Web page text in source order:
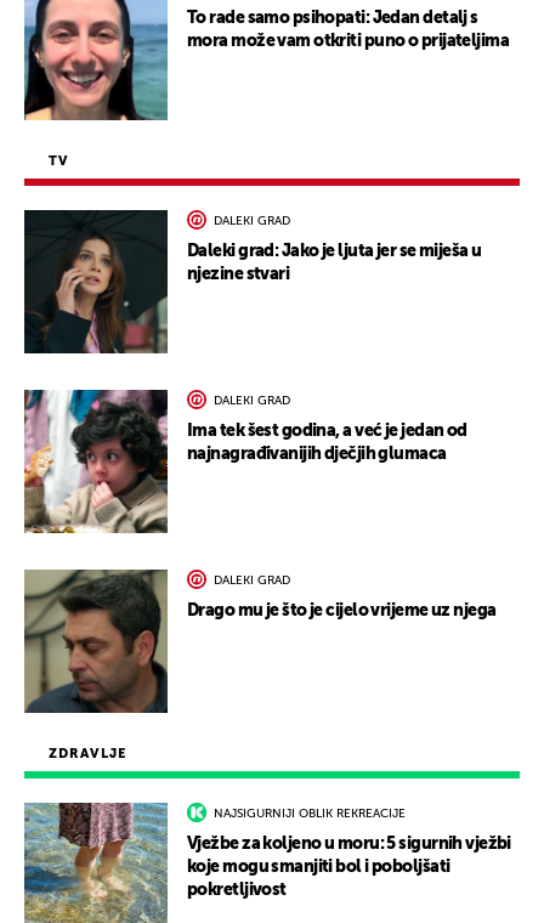
ZDRAVLJE
NAJSIGURNIJI OBLIK REKREACIJE
Vježbe za koljeno u moru: 5 sigurnih vježbi
koje mogu smanjiti bol i poboljšati
pokretljivost
To rade samo psihopati: Jedan detalj s
mora može vam otkriti puno o prijateljima
TV
DALEKI GRAD
Daleki grad: Jako je ljuta jer se miješa u
njezine stvari
DALEKI GRAD
Ima tek šest godina, a već je jedan od
najnagrađivanijih dječjih glumaca
DALEKI GRAD
Drago mu je što je cijelo vrijeme uz njega